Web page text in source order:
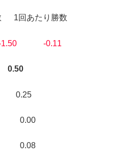
回あたり勝数
1.50 -0.11
0.25
0.00
0.08